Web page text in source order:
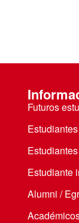
Futuros
Estudiante
Alumni /